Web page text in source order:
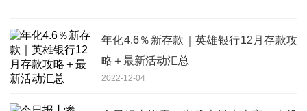
年化4.6％新存款｜英雄银行12月存款攻
略＋最新活动汇总
2022-12-04